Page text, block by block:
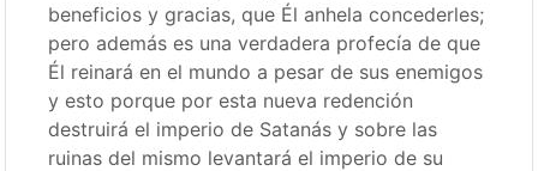
beneficios y gracias, que Él anhela concederles;
pero además es una verdadera profecía de que
Él reinará en el mundo a pesar de sus enemigos
y esto porque por esta nueva redención
destruirá el imperio de Satanás y sobre las
ruinas del mismo levantará el imperio de su